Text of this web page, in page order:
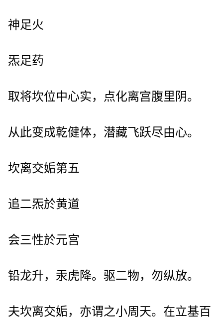
神足火
炁足药
取将坎位中心实，点化离宫腹里阴。
从此变成乾健体，潜藏飞跃尽由心。
坎离交姤第五
追二炁於黄道
会三性於元宫
铅龙升，汞虎降。驱二物，勿纵放。
夫坎离交姤，亦谓之小周天。在立基百